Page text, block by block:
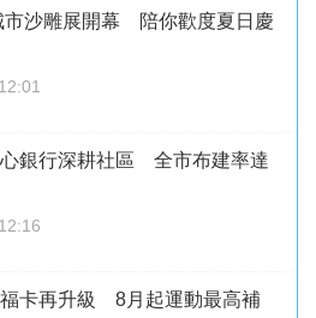
市沙雕展開幕 陪你歡度夏日慶
銀行深耕社區 全市布建率達
卡再升級 8月起運動最高補